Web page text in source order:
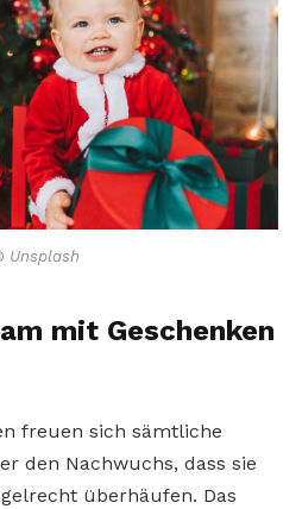
Unsplash
mit Geschenken
freuen sich sämtliche
den Nachwuchs, dass sie
überhäufen. Das